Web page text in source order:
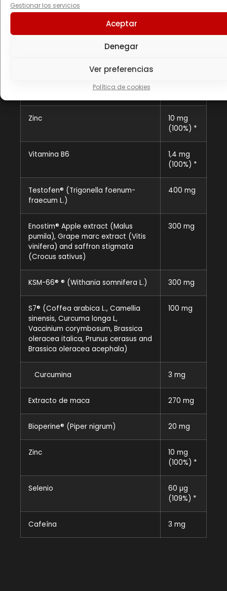
Gestionar los servicios
Aceptar
Denegar
Ver preferencias
Política de cookies
Extracto de té verde (Camellia
Zinc
10 mg
(100%) *
Vitamina B6
1,4 mg
(100%) *
Testofen® (Trigonella foenum-
fraecum L.)
400 mg
Enostim® Apple extract (Malus
pumila), Grape marc extract (Vitis
vinifera) and saffron stigmata
(Crocus sativus)
300 mg
KSM-66® ® (Withania somnifera L.) 300 mg
S7® (Coffea arabica L., Camellia
sinensis, Curcuma longa L,
Vaccinium corymbosum, Brassica
oleracea italica, Prunus cerasus and
Brassica oleracea acephala)
100 mg
Curcumina 3 mg
Extracto de maca 270 mg
Bioperine® (Piper nigrum) 20 mg
Zinc
10 mg
(100%) *
Selenio
60 µg
(109%) *
Cafeína 3 mg